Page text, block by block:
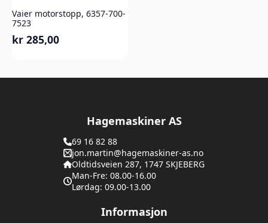
Vaier motorstopp, 6357-700-
7523
kr 285,00
Hagemaskiner AS
69 16 82 88
jon.martin@hagemaskiner-as.no
Oldtidsveien 287, 1747 SKJEBERG
Man-Fre: 08.00-16.00
Lørdag: 09.00-13.00
Informasjon